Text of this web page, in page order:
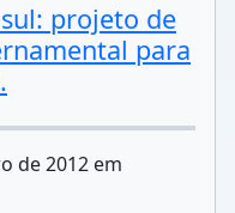
projeto de
para
de 2012 em